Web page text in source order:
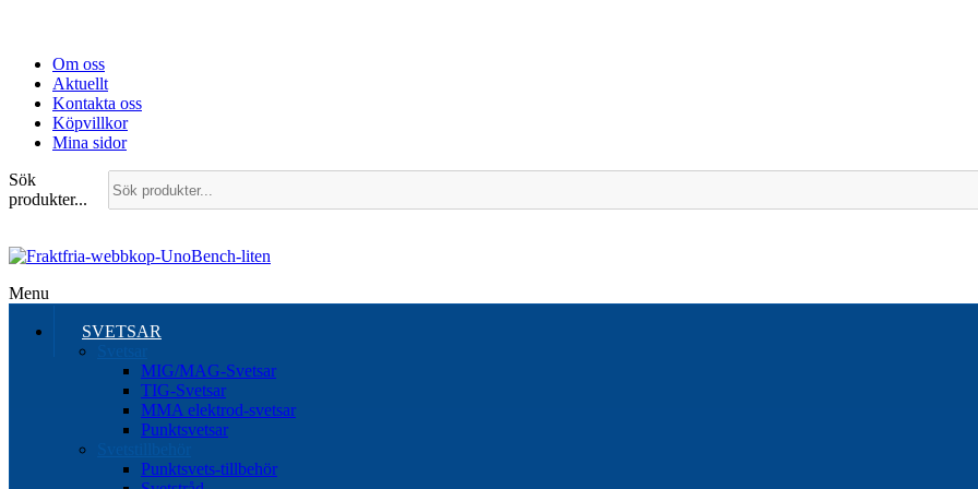
Om oss
Aktuellt
Kontakta oss
Köpvillkor
Mina sidor
Sök
produkter...
Menu
SVETSAR
MIG/MAG-Svetsar
TIG-Svetsar
MMA elektrod-svetsar
Punktsvetsar
Punktsvets-tillbehör